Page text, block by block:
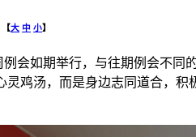
【大 中 小】
例会如期举行，与往期例会不同
鸡汤，而是身边志同道合，